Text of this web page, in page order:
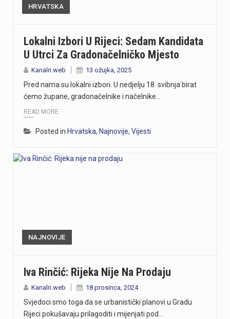
HRVATSKA
Lokalni Izbori U Rijeci: Sedam Kandidata
U Utrci Za Gradonačelničko Mjesto
Kanalri.web 13 ožujka, 2025
Pred nama su lokalni izbori. U nedjelju 18. svibnja birat
ćemo župane, gradonačelnike i načelnike…
READ MORE
Posted in Hrvatska, Najnovije, Vijesti
NAJNOVIJE
Iva Rinčić: Rijeka Nije Na Prodaju
Kanalri.web 18 prosinca, 2024
Svjedoci smo toga da se urbanistički planovi u Gradu
Rijeci pokušavaju prilagoditi i mijenjati pod…